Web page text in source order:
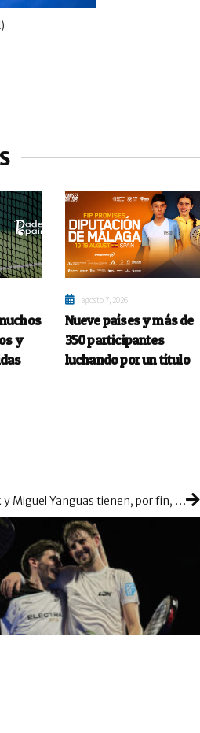
y
agosto 7, 2026
Nueve países y más de
350 participantes
luchando por un título
Franco Stupaczuk y Miguel Yanguas tienen, por fin, su título soñado